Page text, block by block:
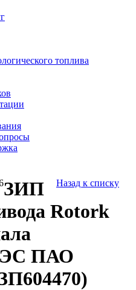
топлива
Назад к списку
ЗИП
Rotork
ПАО